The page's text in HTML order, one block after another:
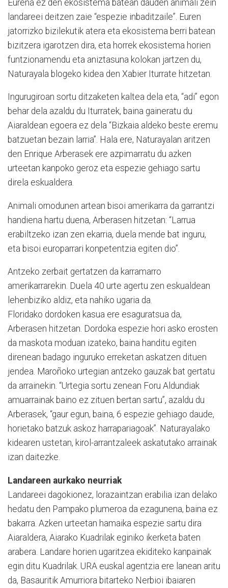
Eurena ez den ekosistema batean dauden animali zein
landareei deitzen zaie “espezie inbaditzaile”. Euren
jatorrizko bizilekutik atera eta ekosistema berri batean
bizitzera igarotzen dira, eta horrek ekosistema horien
funtzionamendu eta aniztasuna kolokan jartzen du,
Naturayala blogeko kidea den Xabier Iturrate hitzetan.
Ingurugiroan sortu ditzaketen kaltea dela eta, “adi” egon
behar dela azaldu du Iturratek, baina gaineratu du
Aiaraldean egoera ez dela “Bizkaia aldeko beste eremu
batzuetan bezain larria”. Hala ere, Naturayalan aritzen
den Enrique Arberasek ere azpimarratu du azken
urteetan kanpoko geroz eta espezie gehiago sartu
direla eskualdera.
Animali ornodunen artean bisoi amerikarra da garrantzi
handiena hartu duena, Arberasen hitzetan: “Larrua
erabiltzeko izan zen ekarria, duela mende bat inguru,
eta bisoi europarrari konpetentzia egiten dio”.
Antzeko zerbait gertatzen da karramarro
amerikarrarekin. Duela 40 urte agertu zen eskualdean
lehenbiziko aldiz, eta nahiko ugaria da.
Floridako dordoken kasua ere esaguratsua da,
Arberasen hitzetan. Dordoka espezie hori asko erosten
da maskota moduan izateko, baina handitu egiten
direnean badago inguruko erreketan askatzen dituen
jendea. Maroñoko urtegian antzeko gauzak bat gertatu
da arrainekin. “Urtegia sortu zenean Foru Aldundiak
amuarrainak baino ez zituen bertan sartu”, azaldu du
Arberasek, “gaur egun, baina, 6 espezie gehiago daude,
horietako batzuk askoz harrapariagoak”. Naturayalako
kidearen ustetan, kirol-arrantzaleek askatutako arrainak
izan daitezke.
Landareen aurkako neurriak
Landareei dagokionez, lorazaintzan erabilia izan delako
hedatu den Pampako plumeroa da ezagunena, baina ez
bakarra. Azken urteetan hamaika espezie sartu dira
Aiaraldera, Aiarako Kuadrilak eginiko ikerketa baten
arabera. Landare horien ugaritzea ekiditeko kanpainak
egin ditu Kuadrilak. URA euskal agentzia ere lanean aritu
da, Basauritik Amurriora bitarteko Nerbioi ibaiaren